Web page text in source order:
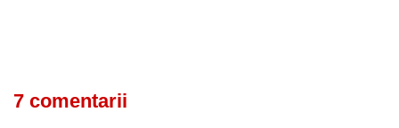
7 comentarii